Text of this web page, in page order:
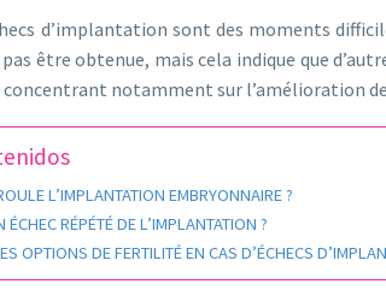
d’implantation sont des moments
être obtenue, mais cela indique que
concentrant notamment sur l’amélioration
L’IMPLANTATION EMBRYONNAIRE ?
ÉCHEC RÉPÉTÉ DE L’IMPLANTATION ?
OPTIONS DE FERTILITÉ EN CAS D’ÉCHECS